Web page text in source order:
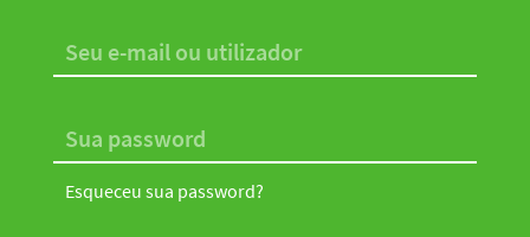
Esqueceu sua password?